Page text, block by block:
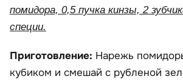
помидора, 0,5 пучка кинзы, 2
специи.
Приготовление: Нарежь
кубиком и смешай с рубленой